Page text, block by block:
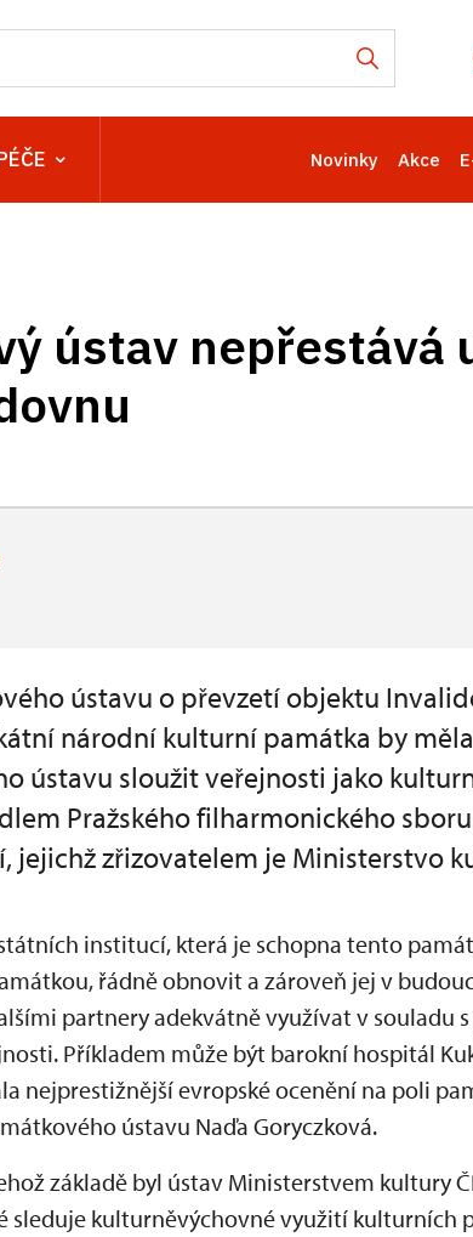
Novinky Akce
ústav nepřestává
ústavu o převzetí objektu
národní kulturní památka by
ústavu sloužit veřejnosti jako
Pražského filharmonického
jejichž zřizovatelem je Ministerstvo
institucí, která je schopna tento
řádně obnovit a zároveň jej v
partnery adekvátně využívat v souladu
Příkladem může být barokní hospitál
nejprestižnější evropské ocenění na poli
ústavu Naďa Goryczková.
základě byl ústav Ministerstvem kultury
sleduje kulturněvýchovné využití kulturních